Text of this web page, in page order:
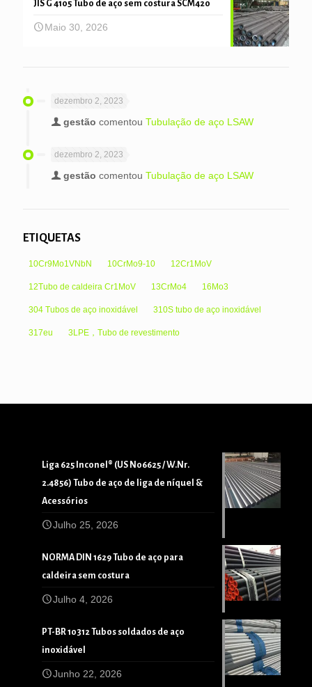
JIS G 4105 Tubo de aço sem costura SCM420
Maio 30, 2026
dezembro 2, 2023
gestão comentou Tubulação de aço LSAW
dezembro 2, 2023
gestão comentou Tubulação de aço LSAW
ETIQUETAS
10Cr9Mo1VNbN 10CrMo9-10 12Cr1MoV
12Tubo de caldeira Cr1MoV 13CrMo4 16Mo3
304 Tubos de aço inoxidável 310S tubo de aço inoxidável
317eu 3LPE，Tubo de revestimento
Liga 625 Inconel® (US N06625 / W.Nr.
2.4856) Tubo de aço de liga de níquel &
Acessórios
Julho 25, 2026
NORMA DIN 1629 Tubo de aço para
caldeira sem costura
Julho 4, 2026
PT-BR 10312 Tubos soldados de aço
inoxidável
Junho 22, 2026